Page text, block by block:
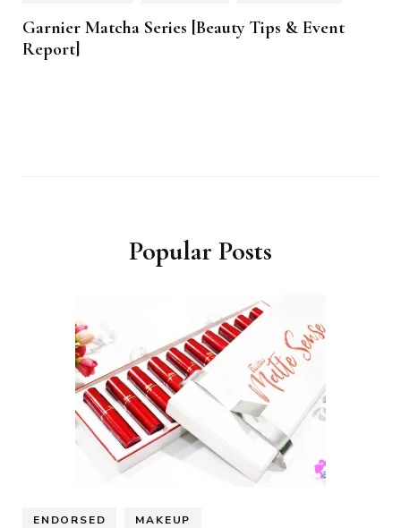
Garnier Matcha Series [Beauty Tips & Event
Report]
Popular Posts
ENDORSED MAKEUP